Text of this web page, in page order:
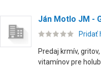
Ján Motlo JM -
Pridať
Predaj krmív,
vitamínov pre